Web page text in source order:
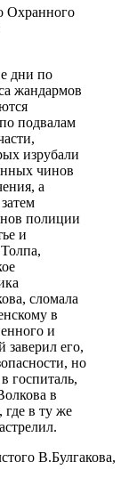
Охранного
дни по
жандармов
подвалам
изрубали
чинов
а
полиции
и
сломала
в
и
заверил его,
но
госпиталь,
в
в ту же
В.Булгакова,